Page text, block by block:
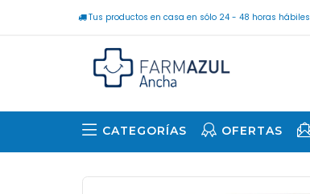
Tus productos en casa en sólo 24 - 48 horas hábiles
CATEGORÍAS OFERTAS